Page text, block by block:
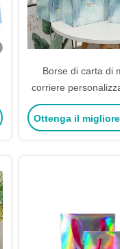
Borse di carta di
corriere
carta per euro
Ottenga il